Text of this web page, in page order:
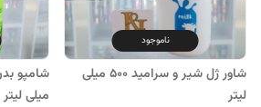
ناموجود
شاور ژل شیر و سرامید 500 میلی
لیتر
میلی لیتر